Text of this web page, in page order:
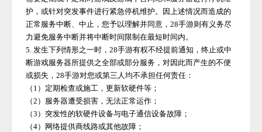
护，或针对突发事件进行紧急停机维护。因上述情况而造成的
正常服务中断、中止，您予以理解并同意，28手游则有义务尽
力避免服务中断并将中断时间限制在最短时间内。
5. 发生下列情形之一时，28手游有权不经提前通知，终止或中
断游戏服务器所提供之全部或部分服务，对因此而产生的不便
或损失，28手游对您或第三人均不承担任何责任：
（ 1）定期检查或施工，更新软硬件等；
（2）服务器遭受损害，无法正常运作；
（3）突发性的软硬件设备与电子通信设备故障；
（4）网络提供商线路或其他故障；